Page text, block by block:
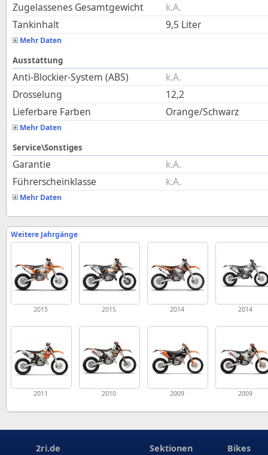
Zugelassenes Gesamtgewicht
k.A.
Tankinhalt
9,5 Liter
Mehr Daten
Ausstattung
Anti-Blockier-System (ABS)
k.A.
Drosselung
12,2
Lieferbare Farben
Orange/Schwarz
Mehr Daten
Service\Sonstiges
Garantie
k.A.
Führerscheinklasse
k.A.
Mehr Daten
Weitere Jahrgänge
2015 2015 2014 2014
2011 2010 2009 2009
2ri.de Sektionen Bikes